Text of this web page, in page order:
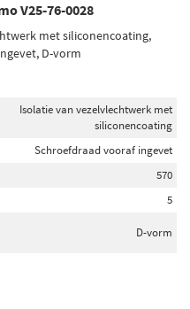
V25-76-0028
met siliconencoating,
D-vorm
Isolatie van vezelvlechtwerk met
siliconencoating
Schroefdraad vooraf ingevet
570
5
D-vorm